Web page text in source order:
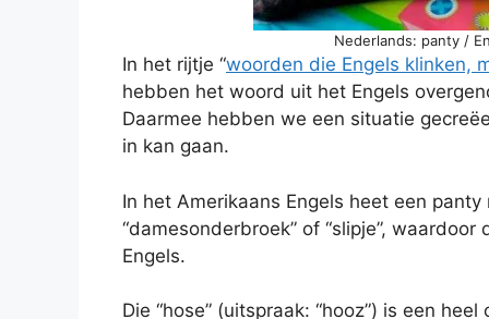
Nederlands: panty /
In het rijtje “woorden die Engels klinken,
hebben het woord uit het Engels
Daarmee hebben we een situatie
in kan gaan.
In het Amerikaans Engels heet een panty
“damesonderbroek” of “slipje”,
Engels.
Die “hose” (uitspraak: “hooz”) is een